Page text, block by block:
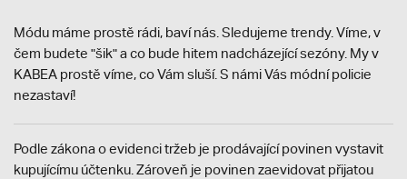
Módu máme prostě rádi, baví nás. Sledujeme trendy. Víme, v
čem budete "šik" a co bude hitem nadcházející sezóny. My v
KABEA prostě víme, co Vám sluší. S námi Vás módní policie
nezastaví!
Podle zákona o evidenci tržeb je prodávající povinen vystavit
kupujícímu účtenku. Zároveň je povinen zaevidovat přijatou